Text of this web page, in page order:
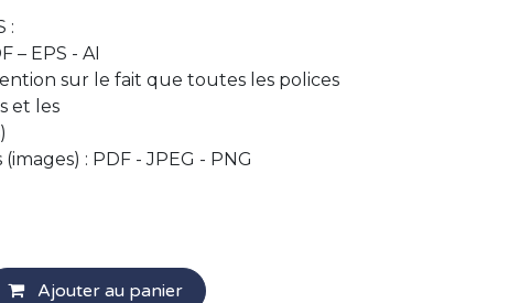
:
– EPS - AI
sur le fait que toutes les polices
et les
: PDF - JPEG - PNG
Ajouter au panier